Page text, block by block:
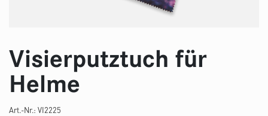
Visierputztuch für
Helme
Art.-Nr.: VI2225